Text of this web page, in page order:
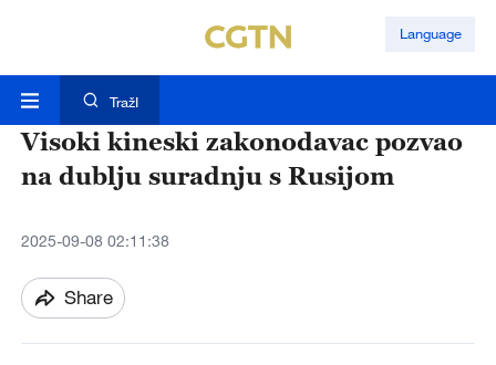
Language
TražI
Visoki kineski zakonodavac pozvao
na dublju suradnju s Rusijom
2025-09-08 02:11:38
Share